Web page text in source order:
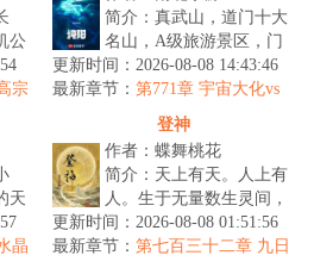
公
宗
）
简介：真武山，道门十大
名山，A级旅游景区，门
票……祖师爷曾预言：真
武传道七十三，因凡应劫
后人参。“...
更新时间：2026-08-08 14:43:46
最新章节： 第771章 宇宙大化vs
纯阳真仙！最坏的结果
天
背
晶
登神
作者：蝶舞桃花
简介：天上有天。人上有
人。生于无量数生灵间，
命如蝼蚁。秉情，守欲，
破妄，临真。携百折不移
更新时间：2026-08-08 01:51:56
最新章节： 第七百三十二章 九日